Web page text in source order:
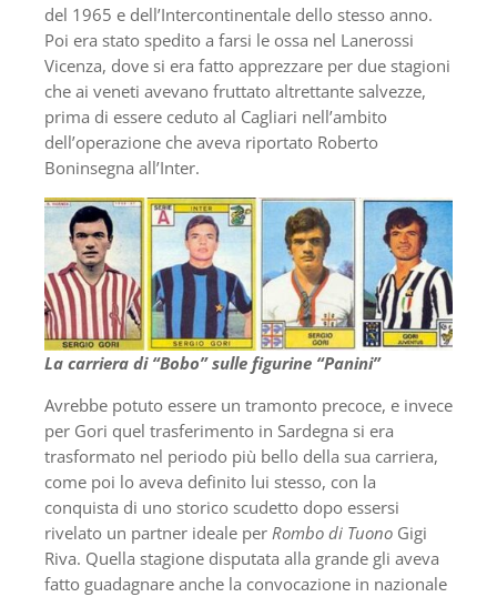
del 1965 e dell’Intercontinentale dello stesso anno.
Poi era stato spedito a farsi le ossa nel Lanerossi
Vicenza, dove si era fatto apprezzare per due stagioni
che ai veneti avevano fruttato altrettante salvezze,
prima di essere ceduto al Cagliari nell’ambito
dell’operazione che aveva riportato Roberto
Boninsegna all’Inter.
La carriera di “Bobo” sulle figurine “Panini”
Avrebbe potuto essere un tramonto precoce, e invece
per Gori quel trasferimento in Sardegna si era
trasformato nel periodo più bello della sua carriera,
come poi lo aveva definito lui stesso, con la
conquista di uno storico scudetto dopo essersi
rivelato un partner ideale per Rombo di Tuono Gigi
Riva. Quella stagione disputata alla grande gli aveva
fatto guadagnare anche la convocazione in nazionale